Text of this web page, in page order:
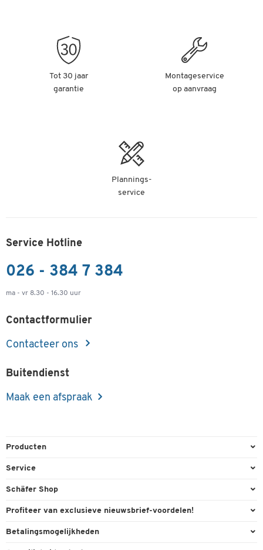
Tot 30 jaar
garantie
Montageservice
op aanvraag
Plannings-
service
Service Hotline
026 - 384 7 384
ma - vr 8.30 - 16.30 uur
Contactformulier
Contacteer ons
Buitendienst
Maak een afspraak
Producten
Kantoorbenodigdheden
Milieutechniek
Service
Bestelling herroepen
Schäfer Shop
Algemene voorwaarden
Profiteer van exclusieve nieuwsbrief-voordelen!
Welkomstgeschenk
Betalingsmogelijkheden